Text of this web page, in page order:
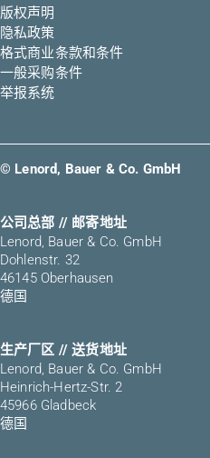
版权声明
隐私政策
格式商业条款和条件
一般采购条件
举报系统
© Lenord, Bauer & Co. GmbH
公司总部 // 邮寄地址
Lenord, Bauer & Co. GmbH
Dohlenstr. 32
46145 Oberhausen
德国
生产厂区 // 送货地址
Lenord, Bauer & Co. GmbH
Heinrich-Hertz-Str. 2
45966 Gladbeck
德国